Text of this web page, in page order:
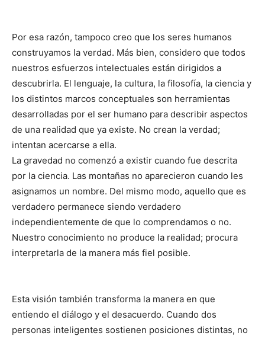
Por esa razón, tampoco creo que los seres humanos
construyamos la verdad. Más bien, considero que todos
nuestros esfuerzos intelectuales están dirigidos a
descubrirla. El lenguaje, la cultura, la filosofía, la ciencia y
los distintos marcos conceptuales son herramientas
desarrolladas por el ser humano para describir aspectos
de una realidad que ya existe. No crean la verdad;
intentan acercarse a ella.
La gravedad no comenzó a existir cuando fue descrita
por la ciencia. Las montañas no aparecieron cuando les
asignamos un nombre. Del mismo modo, aquello que es
verdadero permanece siendo verdadero
independientemente de que lo comprendamos o no.
Nuestro conocimiento no produce la realidad; procura
interpretarla de la manera más fiel posible.
Esta visión también transforma la manera en que
entiendo el diálogo y el desacuerdo. Cuando dos
personas inteligentes sostienen posiciones distintas, no